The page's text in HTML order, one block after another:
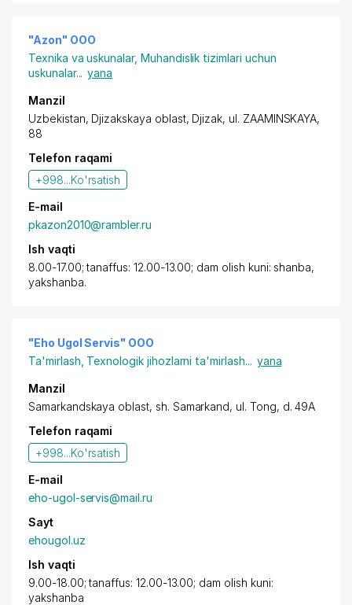
"Azon" OOO
Texnika va uskunalar, Muhandislik tizimlari uchun
uskunalar... yana
Manzil
Uzbekistan, Djizakskaya oblast, Djizak, ul. ZAAMINSKAYA,
88
Telefon raqami
+998...Ko'rsatish
E-mail
pkazon2010@rambler.ru
Ish vaqti
8.00-17.00; tanaffus: 12.00-13.00; dam olish kuni: shanba,
yakshanba.
"Eho Ugol Servis" OOO
Ta'mirlash Texnologik jihozlarni ta'mirlash... yana
Manzil
Samarkandskaya oblast, sh. Samarkand, ul. Tong, d. 49A
Telefon raqami
+998...Ko'rsatish
E-mail
eho-ugol-servis@mail.ru
Sayt
ehougol.uz
Ish vaqti
9.00-18.00; tanaffus: 12.00-13.00; dam olish kuni:
yakshanba